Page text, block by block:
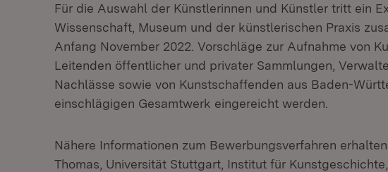
Für die Auswahl der Künstlerinnen und Künstler tritt ein
Wissenschaft, Museum und der künstlerischen Praxis
Anfang November 2022. Vorschläge zur Aufnahme von
Leitenden öffentlicher und privater Sammlungen,
Nachlässe sowie von Kunstschaffenden aus Baden-
einschlägigen Gesamtwerk eingereicht werden.
Nähere Informationen zum Bewerbungsverfahren
Thomas, Universität Stuttgart, Institut für Kunstgeschichte,